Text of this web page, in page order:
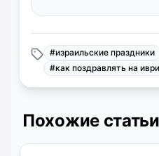
#израильские праздники
#как поздравлять на
Похожие статьи